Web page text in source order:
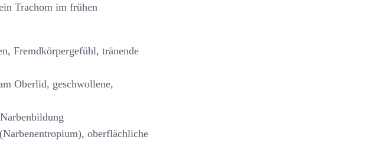
Trachom im frühen
Fremdkörpergefühl, tränende
Oberlid, geschwollene,
oberflächliche